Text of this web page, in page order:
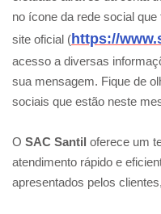
no ícone da rede social
site oficial (https://
acesso a diversas
sua mensagem. Fique de
sociais que estão neste
O SAC Santil oferece um
atendimento rápido e
apresentados pelos